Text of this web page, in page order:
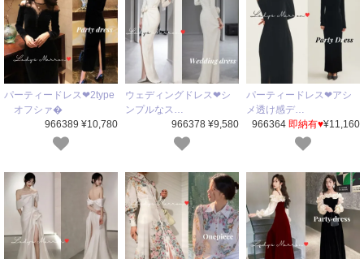
パーティードレス❤2type
オフシァ�
966389 ¥10,780
ウェディングドレス❤シ
ンプルなス…
966378 ¥9,580
パーティードレス❤アシ
メ透け感デ…
966364 即納有♥¥11,160